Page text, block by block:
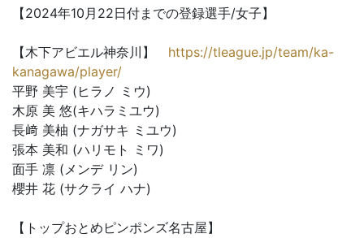
【2024年10月22日付までの登録選手/女子】
【木下アビエル神奈川】 https://tleague.jp/team/ka-
kanagawa/player/
平野 美宇 (ヒラノ ミウ)
木原 美 悠(キハラミユウ)
長﨑 美柚 (ナガサキ ミユウ)
張本 美和 (ハリモト ミワ)
面手 凛 (メンデ リン)
櫻井 花 (サクライ ハナ)
【トップおとめピンポンズ名古屋】